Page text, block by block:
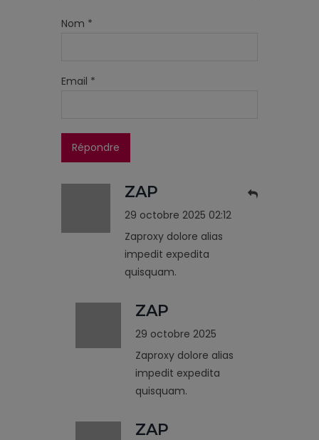
Nom *
Email *
ZAP
29 octobre 2025 02:12
Zaproxy dolore alias
impedit expedita
quisquam.
ZAP
29 octobre 2025
Zaproxy dolore alias
impedit expedita
quisquam.
ZAP